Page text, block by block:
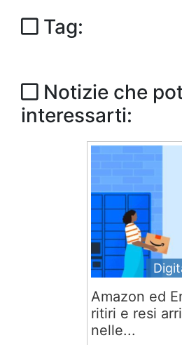
Tag:
Notizie che
interessarti:
Amazon ed
ritiri e resi
nelle...